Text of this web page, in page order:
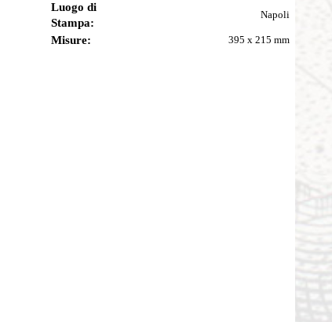
Luogo di
Stampa:
Napoli
Misure: 395 x 215 mm